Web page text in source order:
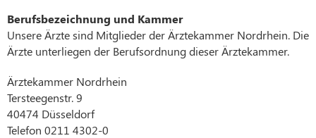
Berufsbezeichnung und Kammer
Unsere Ärzte sind Mitglieder der Ärztekammer Nordrhein. Die
Ärzte unterliegen der Berufsordnung dieser Ärztekammer.
Ärztekammer Nordrhein
Tersteegenstr. 9
40474 Düsseldorf
Telefon 0211 4302-0